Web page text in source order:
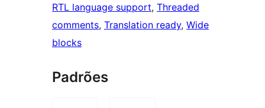
RTL language support, Threaded
comments, Translation ready, Wide
blocks
Padrões